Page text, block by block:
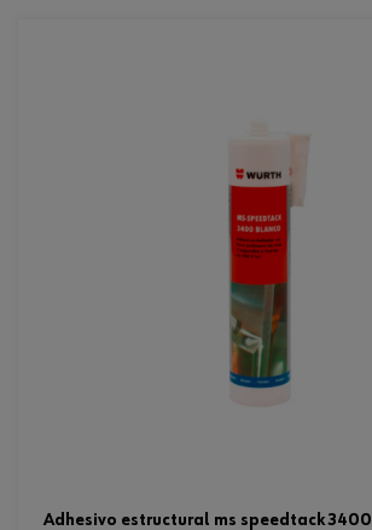
adhesivo estructural ms speedtack 3400